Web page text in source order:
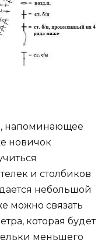
напоминающее
новичок
и столбиков
небольшой
можно связать
которая будет
меньшего